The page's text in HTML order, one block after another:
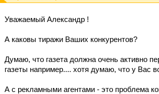
Уважаемый Александр !
А каковы тиражи Ваших конкурентов?
Думаю, что газета должна очень активно
газеты например.... хотя думаю, что у Вас
А с рекламными агентами - это проблема